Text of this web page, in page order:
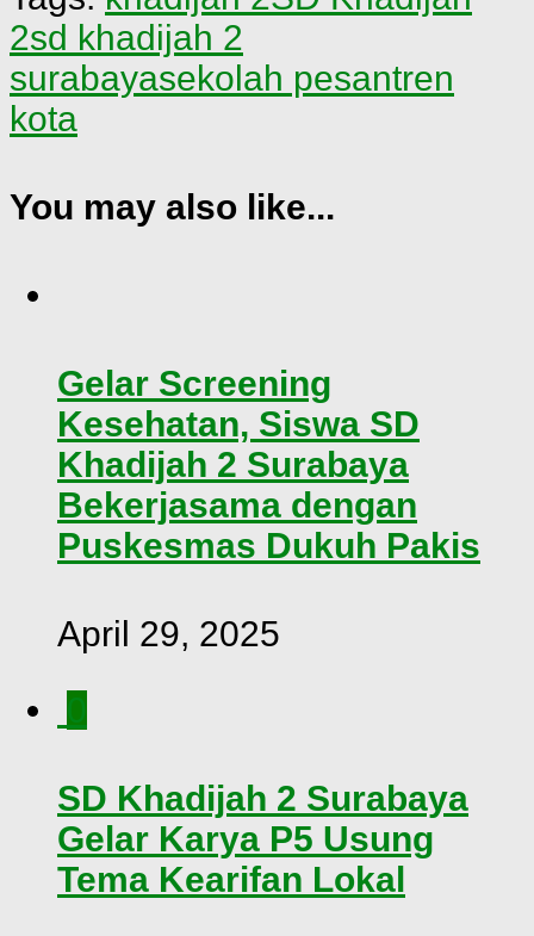
2sd khadijah 2
surabayasekolah pesantren
kota
You may also like...
Gelar Screening
Kesehatan, Siswa SD
Khadijah 2 Surabaya
Bekerjasama dengan
Puskesmas Dukuh Pakis
April 29, 2025
SD Khadijah 2 Surabaya
Gelar Karya P5 Usung
Tema Kearifan Lokal